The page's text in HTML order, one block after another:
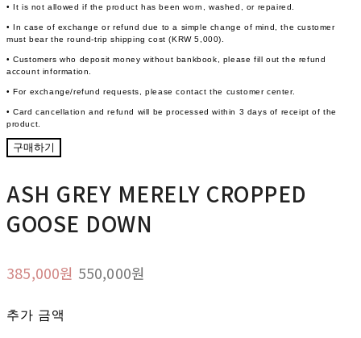
• It is not allowed if the product has been worn, washed, or repaired.
• In case of exchange or refund due to a simple change of mind, the customer
must bear the round-trip shipping cost (KRW 5,000).
• Customers who deposit money without bankbook, please fill out the refund
account information.
• For exchange/refund requests, please contact the customer center.
• Card cancellation and refund will be processed within 3 days of receipt of the
product.
구매하기
ASH GREY MERELY CROPPED
GOOSE DOWN
385,000원 550,000원
추가 금액